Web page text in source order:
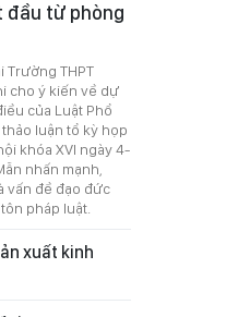
đầu từ phòng
Trường THPT
cho ý kiến về dự
của Luật Phổ
luận tổ kỳ họp
khóa XVI ngày 4-
nhấn mạnh,
vấn đề đạo đức
pháp luật.
xuất kinh